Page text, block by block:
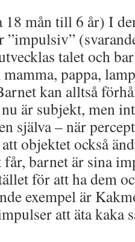
18 mån till 6 år) I
”impulsiv”
talet och
pappa,
kan alltså
är subjekt, men
själva – när
objektet också
barnet är sina
för att ha dem
exempel är
att äta kaka